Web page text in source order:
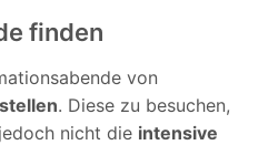
finden
von
. Diese zu besuchen,
nicht die intensive